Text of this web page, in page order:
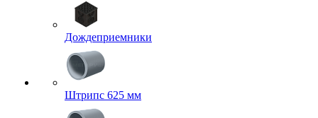
Дождеприемники
Штрипс 625 мм